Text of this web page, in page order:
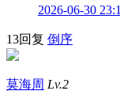
2026-06-30
13回复 倒序
莫海周 Lv.2